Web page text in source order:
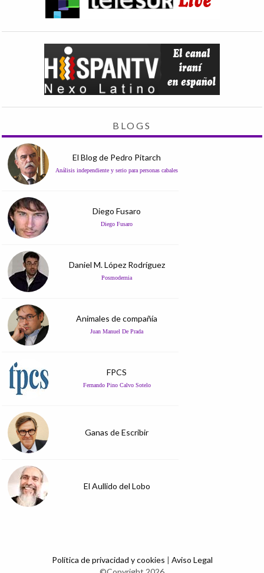
BLOGS
El Blog de Pedro Pitarch
Análisis independiente y serio para personas cabales
Diego Fusaro
Diego Fusaro
Daniel M. López Rodríguez
Posmodernia
Animales de compañía
Juan Manuel De Prada
FPCS
Fernando Pino Calvo Sotelo
Ganas de Escribir
El Aullido del Lobo
Política de privacidad y cookies | Aviso Legal